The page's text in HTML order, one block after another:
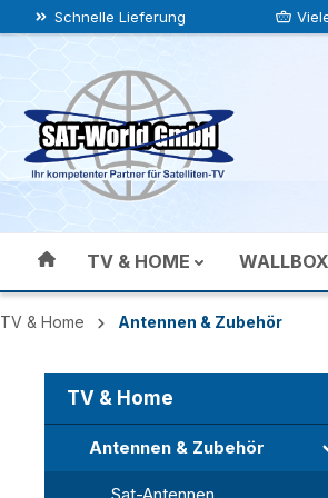
Hauptinhalt springen
Zur Suche springen
Zur Hauptnavigation springen
Schnelle Lieferung
TV & HOME
TV & Home Antennen & Zubehör
TV & Home
Antennen & Zubehör